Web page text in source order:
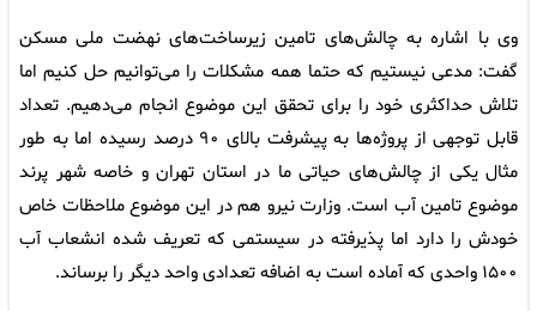
وی با اشاره به چالش‌های تامین زیرساخت‌های نهضت ملی مسکن
گفت: مدعی نیستیم که حتما همه مشکلات را می‌توانیم حل کنیم اما
تلاش حداکثری خود را برای تحقق این موضوع انجام می‌دهیم. تعداد
قابل توجهی از پروژه‌ها به پیشرفت بالای ۹۰ درصد رسیده اما به طور
مثال یکی از چالش‌های حیاتی ما در استان تهران و خاصه شهر پرند
موضوع تامین آب است. وزارت نیرو هم در این موضوع ملاحظات خاص
خودش را دارد اما پذیرفته در سیستمی که تعریف شده انشعاب آب
۱۵۰۰ واحدی که آماده است به اضافه تعدادی واحد دیگر را برساند.